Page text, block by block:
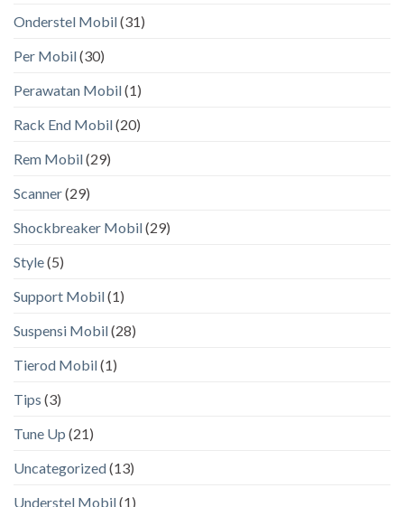
Onderstel Mobil(31)
Per Mobil(30)
Perawatan Mobil(1)
Rack End Mobil(20)
Rem Mobil(29)
Scanner(29)
Shockbreaker Mobil(29)
Style(5)
Support Mobil(1)
Suspensi Mobil(28)
Tierod Mobil(1)
Tips (3)
Tune Up (21)
Uncategorized(13)
Understel Mobil(1)